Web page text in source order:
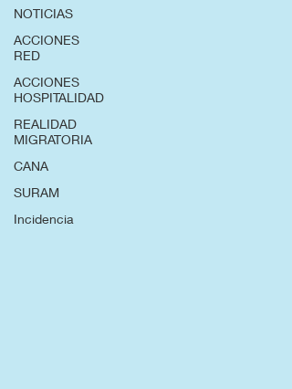
NOTICIAS
ACCIONES
RED
ACCIONES
HOSPITALIDAD
REALIDAD
MIGRATORIA
CANA
SURAM
Incidencia